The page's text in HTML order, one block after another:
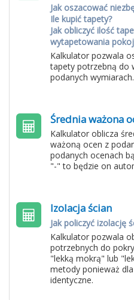
Jak oszacować
Ile kupić tapety?
Jak obliczyć ilość
wytapetowania
Kalkulator pozwala
tapety potrzebną do
podanych wymiarach.
Średnia ważona
Kalkulator oblicza
ważoną ocen z
podanych ocenach
"-" to będzie on
Izolacja ścian
Jak policzyć izolację
Kalkulator pozwala
potrzebnych do
"lekką mokrą" lub
metody ponieważ
identyczne.